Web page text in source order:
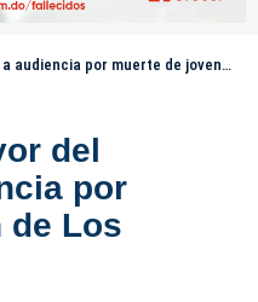
por muerte de joven de Los Guandules
del
por
de Los